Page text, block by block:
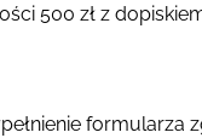
500 zł z
formularza